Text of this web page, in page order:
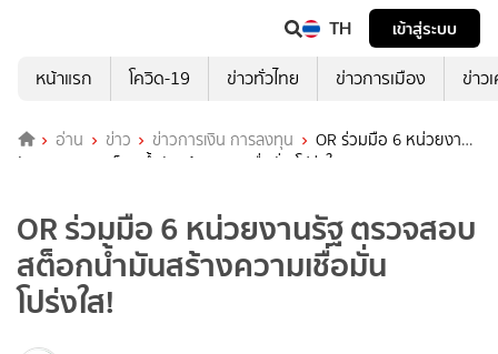
TH
เข้าสู่ระบบ
หน้าแรก
โควิด-19 ข่าวทั่วไทย ข่าวการเมือง ข่าว
อ่าน ข่าว ข่าวการเงิน การลงทุน
OR ร่วมมือ 6 หน่วยงาน
รัฐ ตรวจสอบสต็อกน้ำมันสร้างความเชื่อมั่น โปร่งใส!
OR ร่วมมือ 6 หน่วยงานรัฐ ตรวจสอบ
สต็อกน้ำมันสร้างความเชื่อมั่น
โปร่งใส!